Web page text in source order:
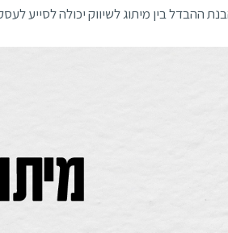
ההבדל בין מיתוג לשיווק יכולה לסייע